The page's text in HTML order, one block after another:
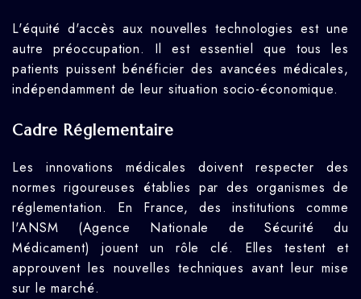
L'équité d'accès aux nouvelles technologies est une
autre préoccupation. Il est essentiel que tous les
patients puissent bénéficier des avancées médicales,
indépendamment de leur situation socio-économique.
Cadre Réglementaire
Les innovations médicales doivent respecter des
normes rigoureuses établies par des organismes de
réglementation. En France, des institutions comme
l'ANSM (Agence Nationale de Sécurité du
Médicament) jouent un rôle clé. Elles testent et
approuvent les nouvelles techniques avant leur mise
sur le marché.